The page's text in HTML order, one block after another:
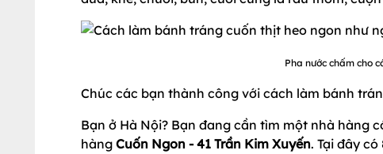
Pha nước chấm cho
Chúc các bạn thành công với cách làm bánh
Bạn ở Hà Nội? Bạn đang cần tìm một nhà hàng
hàng Cuốn Ngon - 41 Trần Kim Xuyến. Tại đây